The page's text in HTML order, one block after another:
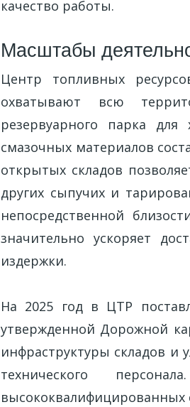
качество работы.
Масштабы
Центр топливных
охватывают всю
резервуарного парка
смазочных материалов
открытых складов
других сыпучих и
непосредственной
значительно ускоряет
издержки.
На 2025 год в ЦТР
утвержденной Дорожной
инфраструктуры складов и
технического
высококвалифицированных